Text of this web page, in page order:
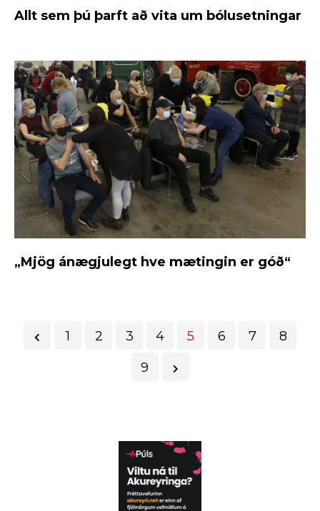
Allt sem þú þarft að vita um bólusetningar
„Mjög ánægjulegt hve mætingin er góð“
1 2 3 4 5 6 7
8
9